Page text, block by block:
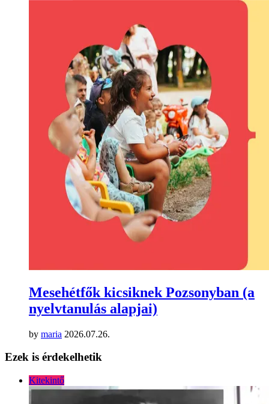
Mesehétfők kicsiknek Pozsonyban (a
nyelvtanulás alapjai)
by maria 2026.07.26.
Ezek is érdekelhetik
Kitekintő